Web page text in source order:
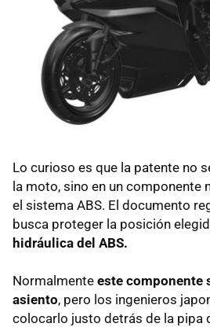
Lo curioso es que la patente no
la moto, sino en un componente
el sistema ABS. El documento
busca proteger la posición
hidráulica del ABS.
Normalmente este componente
asiento, pero los ingenieros
colocarlo justo detrás de la pipa